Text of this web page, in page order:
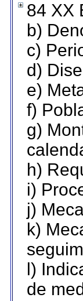
84 XX
b)
c)
d)
e)
f)
g)
h)
i)
j)
k)
l)
de